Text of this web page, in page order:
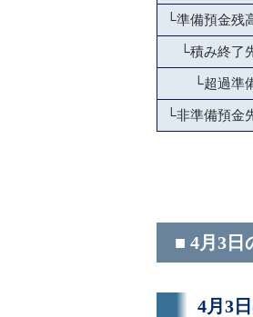
└準備預金残
└積み終了
└超過準
└非準備預金
■ 4月3日
4月3